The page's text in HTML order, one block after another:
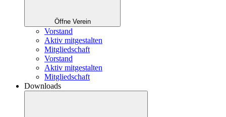
Öffne Verein
Vorstand
Aktiv mitgestalten
Mitgliedschaft
Vorstand
Aktiv mitgestalten
Mitgliedschaft
Downloads